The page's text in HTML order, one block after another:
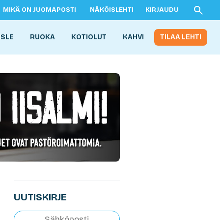
MIKÄ ON JUOMAPOSTI NÄKÖISLEHTI KIRJAUDU
RUOKA KOTIOLUT KAHVI TILAA LEHTI
UUTISKIRJE